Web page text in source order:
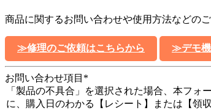
商品に関するお問い合わせや使用方法などの
≫修理のご依頼はこちらから ≫デモ機
お問い合わせ項目 *
「製品の不具合」を選択された場合、本フォ
に、購入日のわかる【レシート】または【領